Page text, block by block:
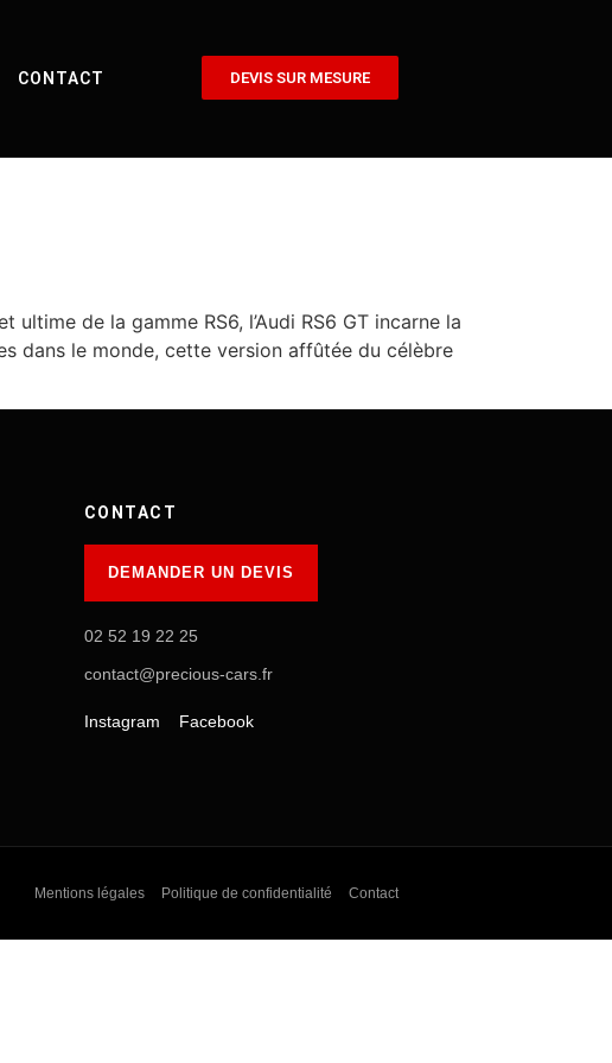
CONTACT DEVIS SUR MESURE
de la gamme RS6, l’Audi RS6 GT incarne la
dans le monde, cette version affûtée du célèbre
CONTACT
DEMANDER UN DEVIS
02 52 19 22 25
contact@precious-cars.fr
Instagram Facebook
Mentions légales Politique de confidentialité Contact